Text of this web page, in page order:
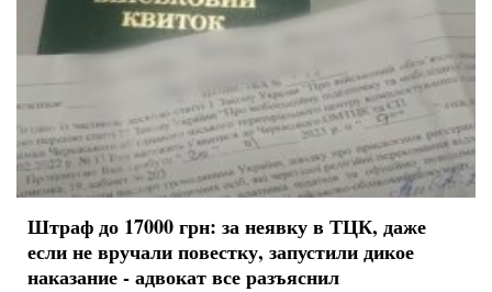
Штраф до 17000 грн: за неявку в ТЦК, даже
если не вручали повестку, запустили дикое
наказание - адвокат все разъяснил